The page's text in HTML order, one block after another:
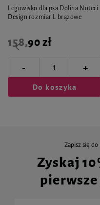
Legowisko dla psa Dolina Noteci
Design rozmiar L brązowe
158,90 zł
- +
Do koszyka
Zapisz się
Zyskaj